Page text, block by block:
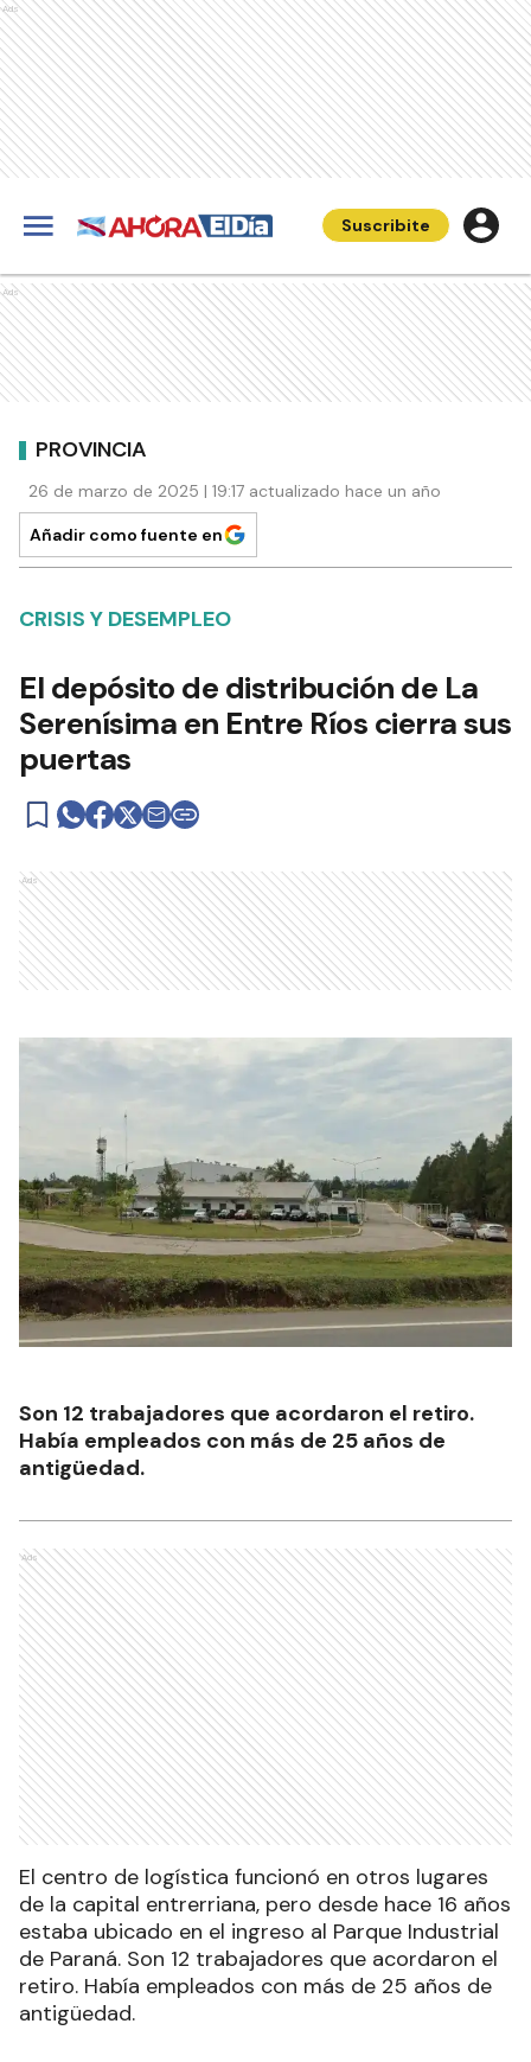
Ads
Suscribite
Ads
PROVINCIA
26 de marzo de 2025 | 19:17 actualizado hace un año
Añadir como fuente en
CRISIS Y DESEMPLEO
El depósito de distribución de La
Serenísima en Entre Ríos cierra sus
puertas
Ads
Son 12 trabajadores que acordaron el retiro.
Había empleados con más de 25 años de
antigüedad.
Ads
El centro de logística funcionó en otros lugares
de la capital entrerriana, pero desde hace 16 años
estaba ubicado en el ingreso al Parque Industrial
de Paraná. Son 12 trabajadores que acordaron el
retiro. Había empleados con más de 25 años de
antigüedad.